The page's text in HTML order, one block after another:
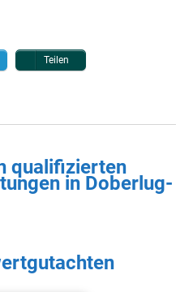
Teilen
qualifizierten
in Doberlug-